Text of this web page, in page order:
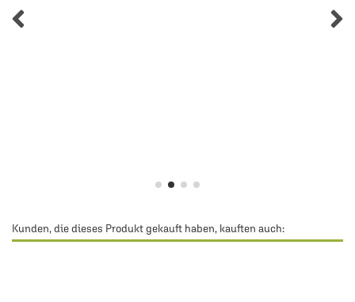
Kunden, die dieses Produkt gekauft haben, kauften auch: